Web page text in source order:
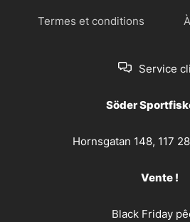
Termes et conditions
Service
Söder
Hornsgatan 148, 117
Vente !
Black Friday